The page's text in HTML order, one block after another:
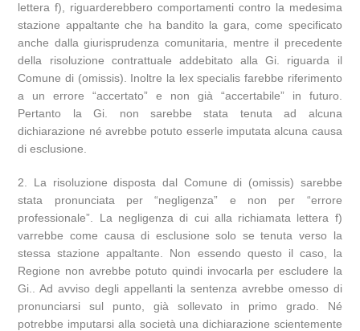
lettera f), riguarderebbero comportamenti contro la medesima
stazione appaltante che ha bandito la gara, come specificato
anche dalla giurisprudenza comunitaria, mentre il precedente
della risoluzione contrattuale addebitato alla Gi. riguarda il
Comune di (omissis). Inoltre la lex specialis farebbe riferimento
a un errore “accertato” e non già “accertabile” in futuro.
Pertanto la Gi. non sarebbe stata tenuta ad alcuna
dichiarazione né avrebbe potuto esserle imputata alcuna causa
di esclusione.
2. La risoluzione disposta dal Comune di (omissis) sarebbe
stata pronunciata per “negligenza” e non per “errore
professionale”. La negligenza di cui alla richiamata lettera f)
varrebbe come causa di esclusione solo se tenuta verso la
stessa stazione appaltante. Non essendo questo il caso, la
Regione non avrebbe potuto quindi invocarla per escludere la
Gi.. Ad avviso degli appellanti la sentenza avrebbe omesso di
pronunciarsi sul punto, già sollevato in primo grado. Né
potrebbe imputarsi alla società una dichiarazione scientemente